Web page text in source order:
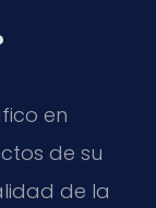
en
de su
de la